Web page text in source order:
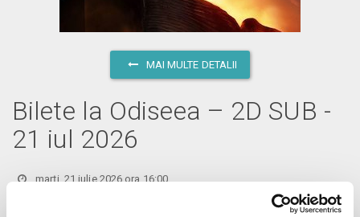
MAI MULTE DETALII
Bilete la Odiseea – 2D SUB -
21 iul 2026
marți, 21 iulie 2026 ora 16:00
vezi pe harta